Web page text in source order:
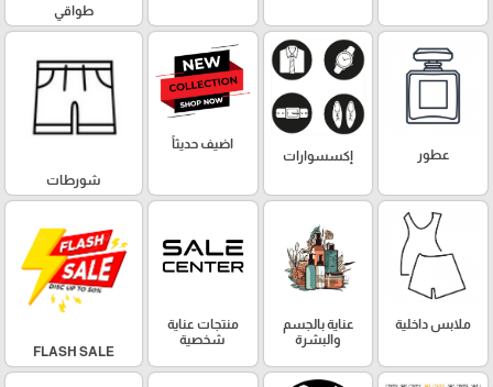
طواقي
عطور إكسسوارات
اضيف حديثاً
شورطات
ملابس داخلية
عناية بالجسم
والبشرة
منتجات عناية
شخصية
FLASH SALE